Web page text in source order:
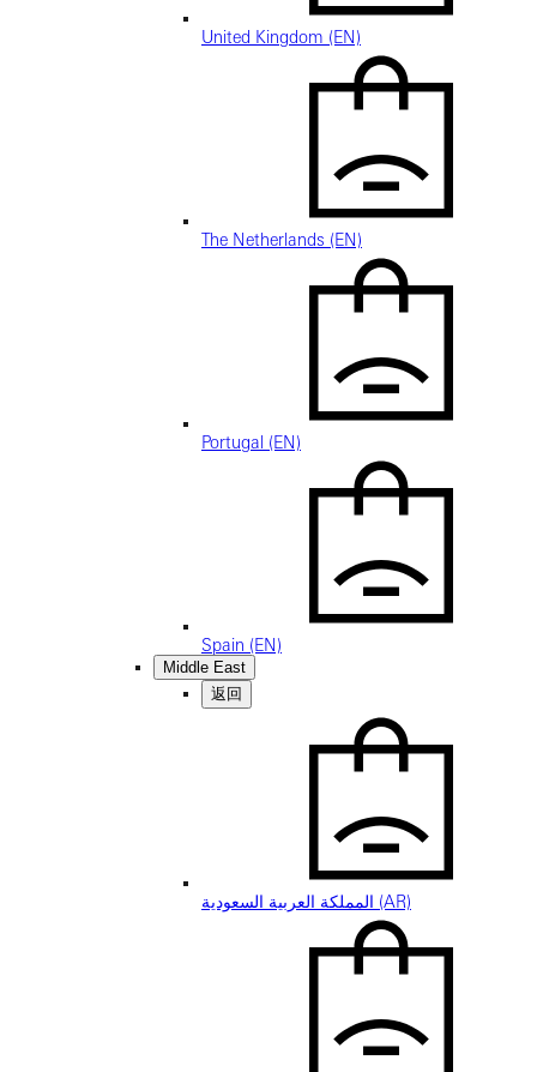
United Kingdom (EN)
The Netherlands (EN)
Portugal (EN)
Spain (EN)
Middle East
返回
المملكة العربية السعودية (AR)